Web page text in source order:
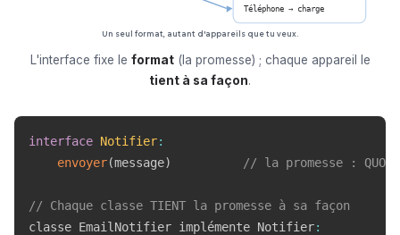
Téléphone → charge
Un seul format, autant d'appareils que tu veux.
L'interface fixe le format(la promesse) ; chaque appareil le
tient à sa façon.
interface Notifier:
envoyer(message) // la promesse : QUOI,
// Chaque classe TIENT la promesse à sa façon
classe EmailNotifier implémente Notifier: